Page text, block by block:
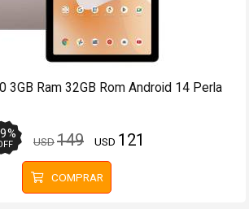
gratis (Ver Envíos y Pagos)
Smart TV Philips 65OLED707 65 4K
USD3199 USD 2979
COMPRAR